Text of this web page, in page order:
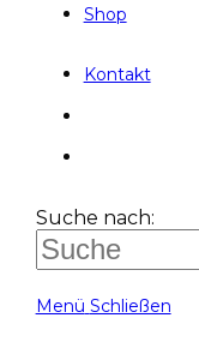
Shop
Kontakt
Suche nach:
Menü Schließen